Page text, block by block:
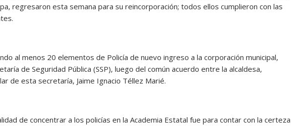
regresaron esta semana para su reincorporación; todos ellos cumplieron con las
al menos 20 elementos de Policía de nuevo ingreso a la corporación municipal,
de Seguridad Pública (SSP), luego del común acuerdo entre la alcaldesa,
de esta secretaría, Jaime Ignacio Téllez Marié.
de concentrar a los policías en la Academia Estatal fue para contar con la certeza